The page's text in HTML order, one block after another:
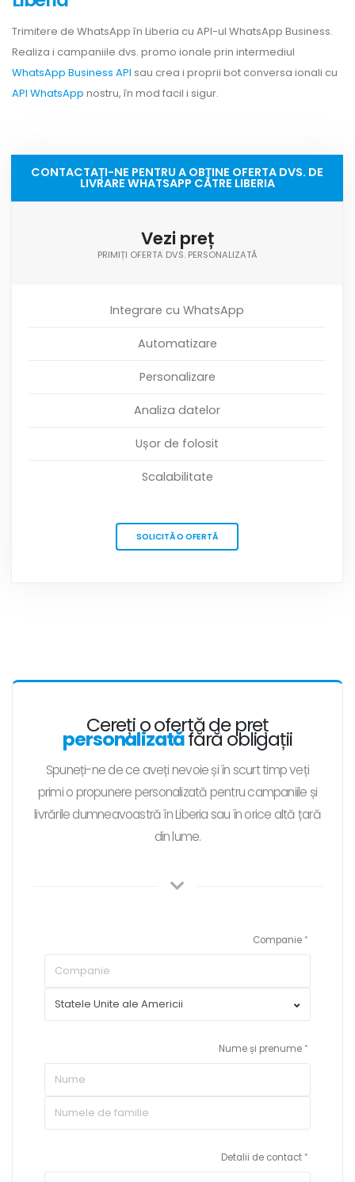
Trimitere de WhatsApp în Liberia cu API-ul WhatsApp Business.
Realiza i campaniile dvs. promo ionale prin intermediul
WhatsApp Business API sau crea i proprii bot conversa ionali cu
API WhatsApp nostru, în mod facil i sigur.
CONTACTAȚI-NE PENTRU A OBȚINE OFERTA DVS. DE
LIVRARE WHATSAPP CĂTRE LIBERIA
Vezi preț
PRIMIȚI OFERTA DVS. PERSONALIZATĂ
Integrare cu WhatsApp
Automatizare
Personalizare
Analiza datelor
Ușor de folosit
Scalabilitate
SOLICITĂ O OFERTĂ
Cereți o ofertă de preț
personalizatăfără obligații
Spuneți-ne de ce aveți nevoie și în scurt timp veți
primi o propunere personalizată pentru campaniile și
livrările dumneavoastră în Liberia sau în orice altă țară
din lume.
Companie
Nume și prenume
Detalii de contact